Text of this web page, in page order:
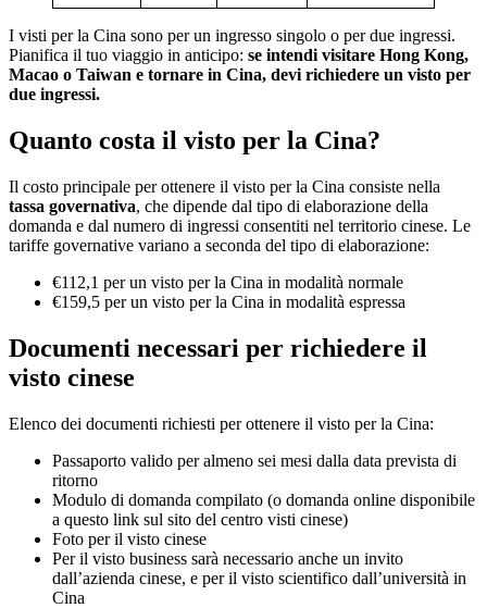
I visti per la Cina sono per un ingresso singolo o per due ingressi.
Pianifica il tuo viaggio in anticipo: se intendi visitare Hong Kong,
Macao o Taiwan e tornare in Cina, devi richiedere un visto per
due ingressi.
Quanto costa il visto per la Cina?
Il costo principale per ottenere il visto per la Cina consiste nella
tassa governativa, che dipende dal tipo di elaborazione della
domanda e dal numero di ingressi consentiti nel territorio cinese. Le
tariffe governative variano a seconda del tipo di elaborazione:
€112,1 per un visto per la Cina in modalità normale
€159,5 per un visto per la Cina in modalità espressa
Documenti necessari per richiedere il
visto cinese
Elenco dei documenti richiesti per ottenere il visto per la Cina:
Passaporto valido per almeno sei mesi dalla data prevista di
ritorno
Modulo di domanda compilato (o domanda online disponibile
a questo link sul sito del centro visti cinese)
Foto per il visto cinese
Per il visto business sarà necessario anche un invito
dall’azienda cinese, e per il visto scientifico dall’università in
Cina